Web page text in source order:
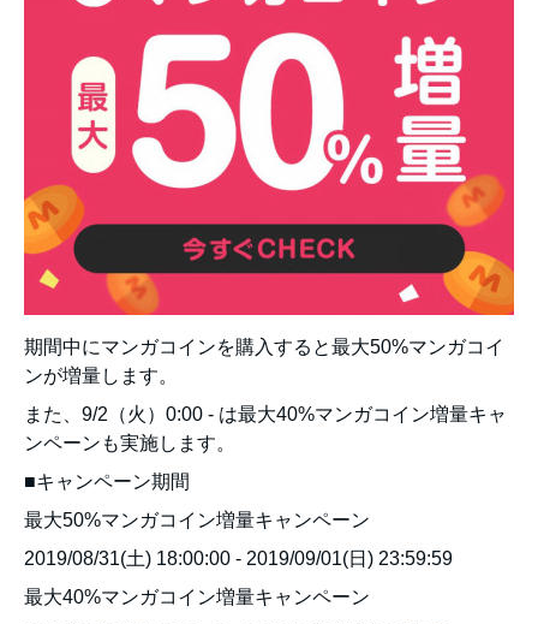
期間中にマンガコインを購入すると最大50%マンガコイ
ンが増量します。
また、9/2（火）0:00 - は最大40%マンガコイン増量キャ
ンペーンも実施します。
■キャンペーン期間
最大50%マンガコイン増量キャンペーン
2019/08/31(土) 18:00:00 - 2019/09/01(日) 23:59:59
最大40%マンガコイン増量キャンペーン